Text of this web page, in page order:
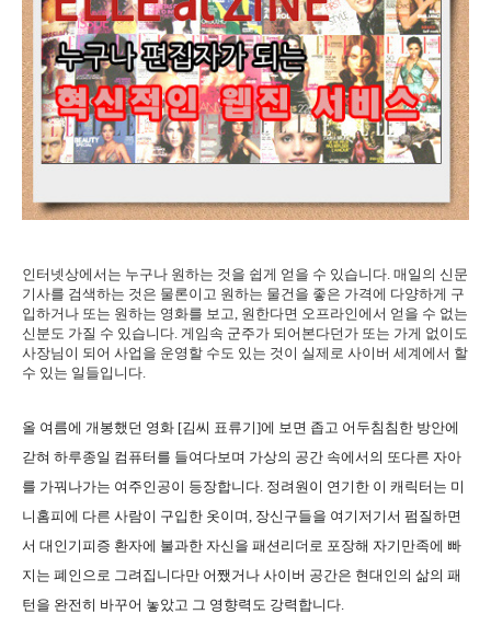
인터넷상에서는 누구나 원하는 것을 쉽게 얻을 수 있습니다. 매일의 신문
기사를 검색하는 것은 물론이고 원하는 물건을 좋은 가격에 다양하게 구
입하거나 또는 원하는 영화를 보고, 원한다면 오프라인에서 얻을 수 없는
신분도 가질 수 있습니다. 게임속 군주가 되어본다던가 또는 가게 없이도
사장님이 되어 사업을 운영할 수도 있는 것이 실제로 사이버 세계에서 할
수 있는 일들입니다.
올 여름에 개봉했던 영화 [김씨 표류기]에 보면 좁고 어두침침한 방안에
갇혀 하루종일 컴퓨터를 들여다보며 가상의 공간 속에서의 또다른 자아
를 가꿔나가는 여주인공이 등장합니다. 정려원이 연기한 이 캐릭터는 미
니홈피에 다른 사람이 구입한 옷이며, 장신구들을 여기저기서 펌질하면
서 대인기피증 환자에 불과한 자신을 패션리더로 포장해 자기만족에 빠
지는 폐인으로 그려집니다만 어쨌거나 사이버 공간은 현대인의 삶의 패
턴을 완전히 바꾸어 놓았고 그 영향력도 강력합니다.